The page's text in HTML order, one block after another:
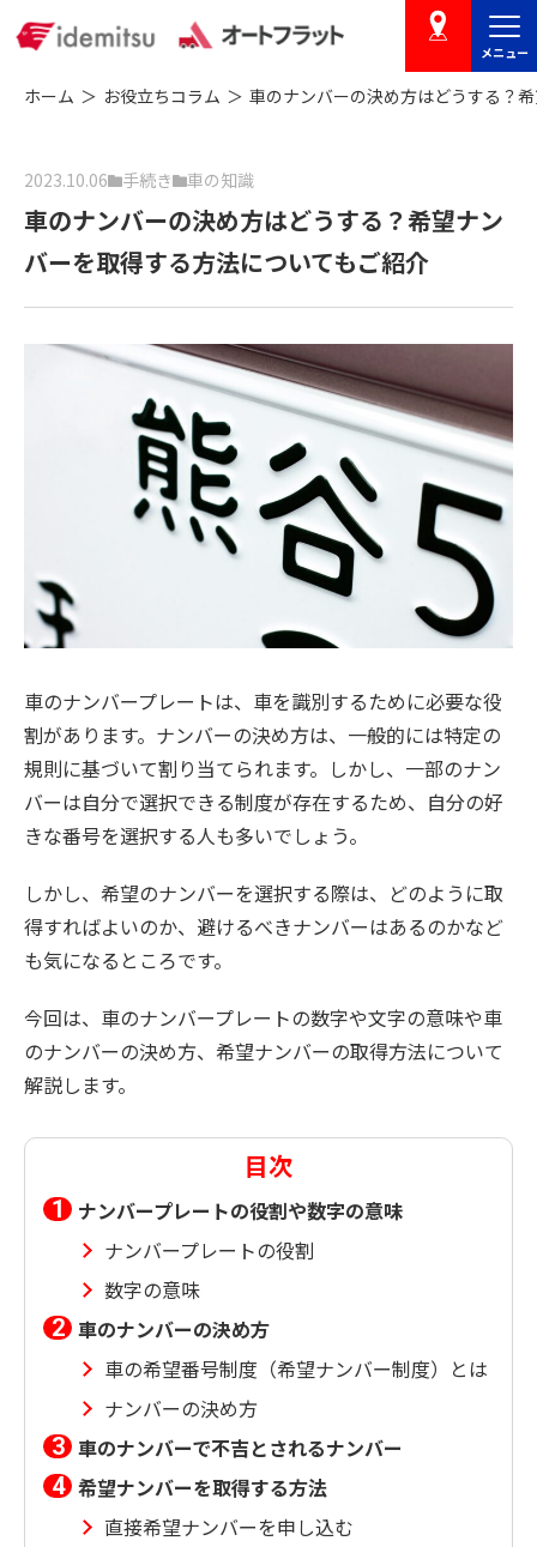
店舗を探す
メニュー
ホーム お役立ちコラム 車のナンバーの決め方はどうする？
2023.10.06 手続き 車の知識
車のナンバーの決め方はどうする？希望ナン
バーを取得する方法についてもご紹介
車のナンバープレートは、車を識別するために必要な役
割があります。ナンバーの決め方は、一般的には特定の
規則に基づいて割り当てられます。しかし、一部のナン
バーは自分で選択できる制度が存在するため、自分の好
きな番号を選択する人も多いでしょう。
しかし、希望のナンバーを選択する際は、どのように取
得すればよいのか、避けるべきナンバーはあるのかなど
も気になるところです。
今回は、車のナンバープレートの数字や文字の意味や車
のナンバーの決め方、希望ナンバーの取得方法について
解説します。
目次
ナンバープレートの役割や数字の意味
ナンバープレートの役割
数字の意味
車のナンバーの決め方
車の希望番号制度（希望ナンバー制度）とは
ナンバーの決め方
車のナンバーで不吉とされるナンバー
希望ナンバーを取得する方法
直接希望ナンバーを申し込む